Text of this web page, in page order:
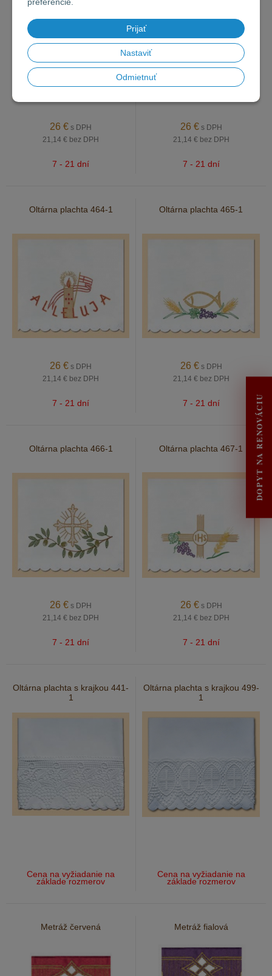
Prijať
Nastaviť
Odmietnuť
DOPYT NA RENOVÁCIU
26 € s DPH
21,14 € bez DPH
7 - 21 dní
26 € s DPH
21,14 € bez DPH
7 - 21 dní
Oltárna plachta 464-1
26 € s DPH
21,14 € bez DPH
7 - 21 dní
Oltárna plachta 465-1
26 € s DPH
21,14 € bez DPH
7 - 21 dní
Oltárna plachta 466-1
26 € s DPH
21,14 € bez DPH
7 - 21 dní
Oltárna plachta 467-1
26 € s DPH
21,14 € bez DPH
7 - 21 dní
Oltárna plachta s krajkou 441-
1
Cena na vyžiadanie na
základe rozmerov
Oltárna plachta s krajkou 499-
1
Cena na vyžiadanie na
základe rozmerov
Metráž červená Metráž fialová